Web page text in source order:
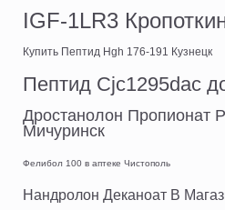
IGF-1LR3
Купить Пептид Hgh 176-191 Кузнецк
Пептид Cjc1295dac
Дростанолон Пропионат
Мичуринск
Фелибол 100 в аптеке Чистополь
Нандролон Деканоат В